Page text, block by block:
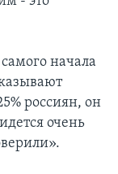
начала
россиян, он
очень